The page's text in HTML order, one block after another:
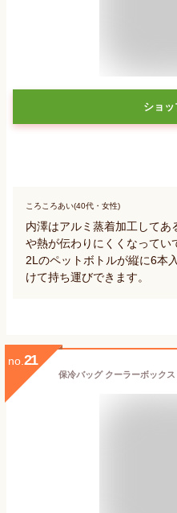
ショ
ころころあい(40代・女性)
内澤はアルミ蒸着加工して
や熱が伝わりにくくなってい
2Lのペットボトルが縦に6本
けて持ち運びできます。
no. 21